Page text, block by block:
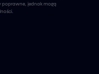
poprawne, jednak mogą